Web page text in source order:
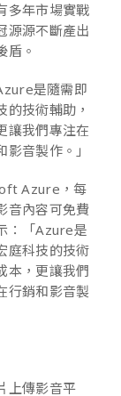
多年市場實戰
源源不斷產出
盾。
是隨需即
技術輔助，
讓我們專注在
音製作。」
Azure，每
音內容可免費
：「Azure是
庭科技的技術
本，更讓我們
行銷和影音製
上傳影音平